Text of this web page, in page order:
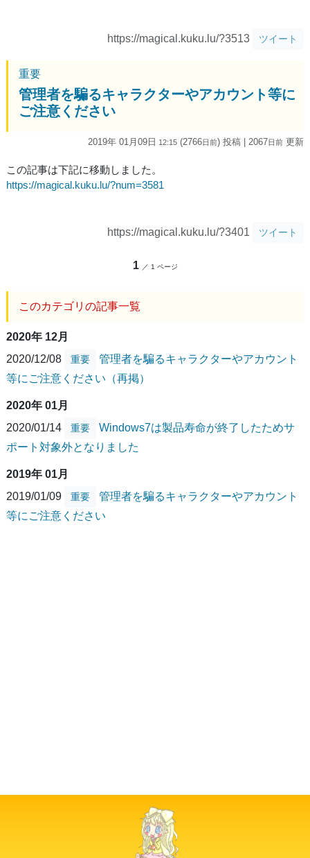
https://magical.kuku.lu/?3513 ツイート
重要
管理者を騙るキャラクターやアカウント等に
ご注意ください
2019年 01月09日 12:15 (2766日前) 投稿 | 2067日前 更新
この記事は下記に移動しました。
https://magical.kuku.lu/?num=3581
https://magical.kuku.lu/?3401 ツイート
1 ／ 1 ページ
このカテゴリの記事一覧
2020年 12月
2020/12/08
重要
管理者を騙るキャラクターやアカウント
等にご注意ください（再掲）
2020年 01月
2020/01/14
重要
Windows7は製品寿命が終了したためサ
ポート対象外となりました
2019年 01月
2019/01/09
重要
管理者を騙るキャラクターやアカウント
等にご注意ください